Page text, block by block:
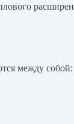
между собой: